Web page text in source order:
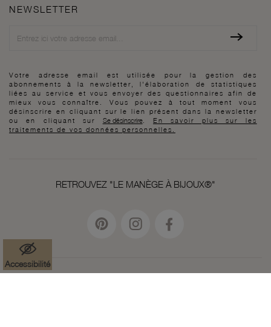
NEWSLETTER
Votre adresse email est utilisée pour la gestion des
abonnements à la newsletter, l'élaboration de statistiques
liées au service et vous envoyer des questionnaires afin de
mieux vous connaître. Vous pouvez à tout moment vous
désinscrire en cliquant sur le lien présent dans la newsletter
ou en cliquant sur Se désinscrire.En savoir plus sur les
traitements de vos données personnelles.
RETROUVEZ "LE MANÈGE À BIJOUX®"
Accessibilité